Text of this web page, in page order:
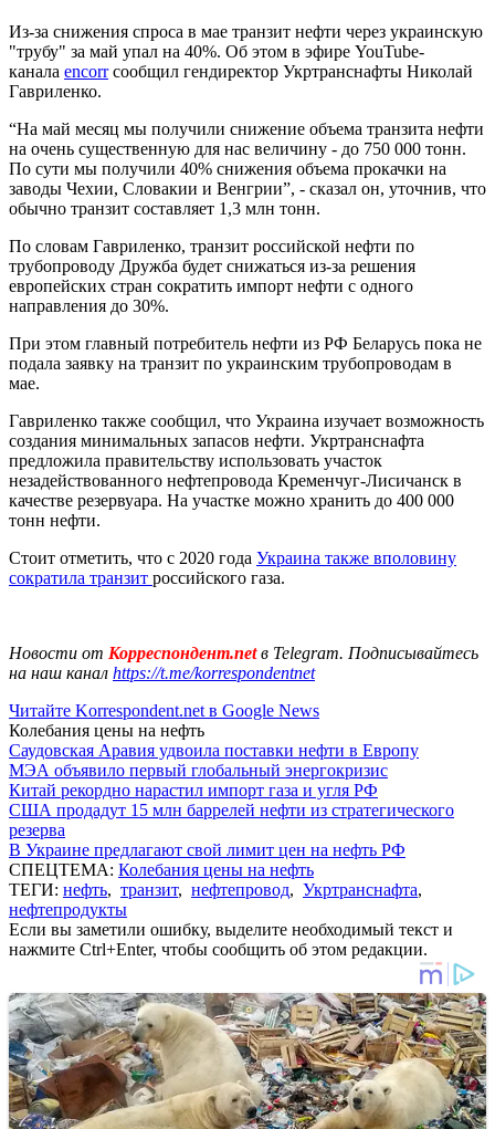
Из-за снижения спроса в мае транзит нефти через украинскую
"трубу" за май упал на 40%. Об этом в эфире YouTube-
канала encorrсообщил гендиректор Укртранснафты Николай
Гавриленко.
“На май месяц мы получили снижение объема транзита нефти
на очень существенную для нас величину - до 750 000 тонн.
По сути мы получили 40% снижения объема прокачки на
заводы Чехии, Словакии и Венгрии”, - сказал он, уточнив, что
обычно транзит составляет 1,3 млн тонн.
По словам Гавриленко, транзит российской нефти по
трубопроводу Дружба будет снижаться из-за решения
европейских стран сократить импорт нефти с одного
направления до 30%.
При этом главный потребитель нефти из РФ Беларусь пока не
подала заявку на транзит по украинским трубопроводам в
мае.
Гавриленко также сообщил, что Украина изучает возможность
создания минимальных запасов нефти. Укртранснафта
предложила правительству использовать участок
незадействованного нефтепровода Кременчуг-Лисичанск в
качестве резервуара. На участке можно хранить до 400 000
тонн нефти.
Стоит отметить, что с 2020 года Украина также вполовину
сократила транзит российского газа.
Новости от Корреспондент.netв Telegram. Подписывайтесь
на наш канал https://t.me/korrespondentnet
Читайте Korrespondent.net в Google News
Колебания цены на нефть
Саудовская Аравия удвоила поставки нефти в Европу
МЭА объявило первый глобальный энергокризис
Китай рекордно нарастил импорт газа и угля РФ
США продадут 15 млн баррелей нефти из стратегического
резерва
В Украине предлагают свой лимит цен на нефть РФ
СПЕЦТЕМА: Колебания цены на нефть
ТЕГИ: нефть, транзит, нефтепровод, Укртранснафта,
нефтепродукты
Если вы заметили ошибку, выделите необходимый текст и
нажмите Ctrl+Enter, чтобы сообщить об этом редакции.